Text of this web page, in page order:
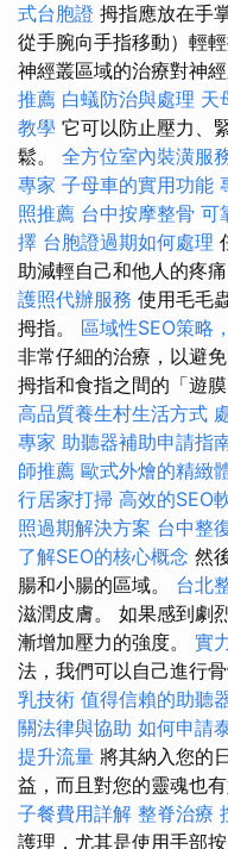
式台胞證 拇指應放在手
從手腕向手指移動）輕
神經叢區域的治療對神
推薦 白蟻防治與處理 天
教學 它可以防止壓力、
鬆。 全方位室內裝潢服
專家 子母車的實用功能
照推薦 台中按摩整骨 可
擇 台胞證過期如何處理
助減輕自己和他人的疼
護照代辦服務 使用毛毛
拇指。 區域性SEO策略
非常仔細的治療，以避
拇指和食指之間的「遊
高品質養生村生活方式
專家 助聽器補助申請指
師推薦 歐式外燴的精緻
行居家打掃 高效的SEO
照過期解決方案 台中整
了解SEO的核心概念 然
腸和小腸的區域。 台北
滋潤皮膚。 如果感到劇
漸增加壓力的強度。 實
法，我們可以自己進行
乳技術 值得信賴的助聽
關法律與協助 如何申請
提升流量 將其納入您的
益，而且對您的靈魂也有
子餐費用詳解 整脊治療
護理，尤其是使用手部